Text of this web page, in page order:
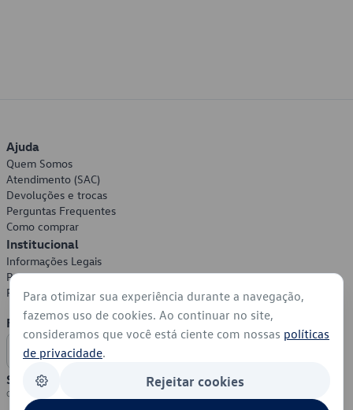
Ajuda
Quem Somos
Atendimento (SAC)
Devoluções e trocas
Perguntas Frequentes
Como comprar
Institucional
Informações Legais
Política de Privacidade
Política de Cookies
Formas de Pagamento
Segurança
Para otimizar sua experiência durante a navegação,
fazemos uso de cookies. Ao continuar no site,
consideramos que você está ciente com nossas políticas
de privacidade.
Rejeitar cookies